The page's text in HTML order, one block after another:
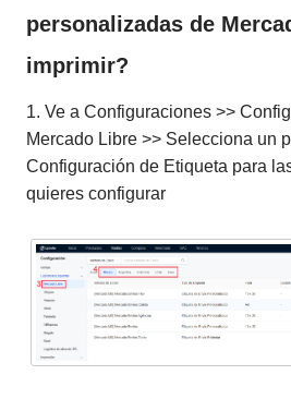
personalizadas de
imprimir?
1. Ve a Configuraciones >>
Mercado Libre >> Selecciona un
Configuración de Etiqueta para
quieres configurar